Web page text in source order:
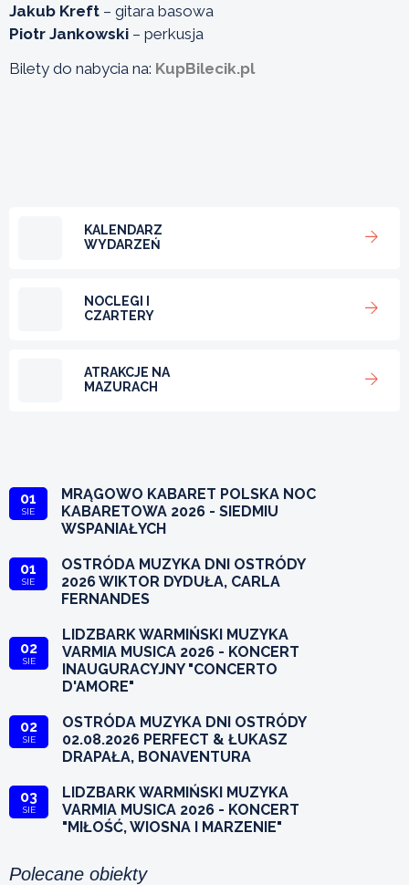
Jakub Kreft – gitara basowa
Piotr Jankowski – perkusja
Bilety do nabycia na: KupBilecik.pl
KALENDARZ
WYDARZEŃ
NOCLEGI I
CZARTERY
ATRAKCJE NA
MAZURACH
01
SIE
MRĄGOWO KABARET POLSKA NOC
KABARETOWA 2026 - SIEDMIU
WSPANIAŁYCH
01
SIE
OSTRÓDA MUZYKA DNI OSTRÓDY
2026 WIKTOR DYDUŁA, CARLA
FERNANDES
02
SIE
LIDZBARK WARMIŃSKI MUZYKA
VARMIA MUSICA 2026 - KONCERT
INAUGURACYJNY "CONCERTO
D'AMORE"
02
SIE
OSTRÓDA MUZYKA DNI OSTRÓDY
02.08.2026 PERFECT & ŁUKASZ
DRAPAŁA, BONAVENTURA
03
SIE
LIDZBARK WARMIŃSKI MUZYKA
VARMIA MUSICA 2026 - KONCERT
"MIŁOŚĆ, WIOSNA I MARZENIE"
Polecane obiekty